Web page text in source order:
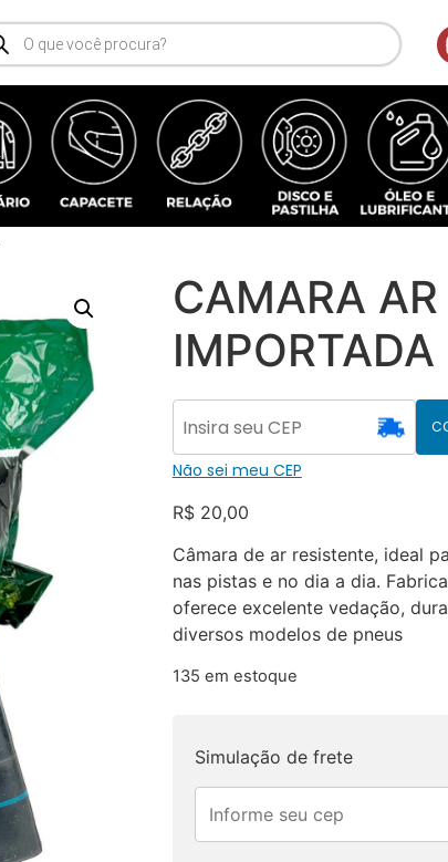
CAMARA
IMPORTADA
Não sei meu CEP
R$20,00
Câmara de ar resistente, ideal
nas pistas e no dia a dia.
oferece excelente vedação,
diversos modelos de pneus
135 em estoque
Simulação de frete